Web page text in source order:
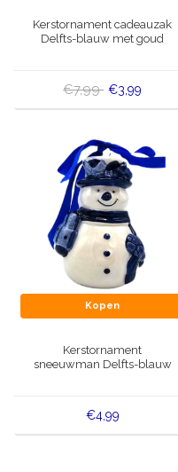
Wens & Ansichtkaarten
Koninghuis artikelen
Wandborden -
Peper en Zout stelletjes
Speelkaarten
Delfts blauwe magneten
Kerstornament cadeauzak
Delfts-blauw met goud
€7,99 €3,99
Kopen
Kerstornament
sneeuwman Delfts-blauw
€4,99